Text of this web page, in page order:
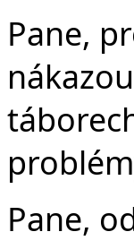
Pane,
Pane,